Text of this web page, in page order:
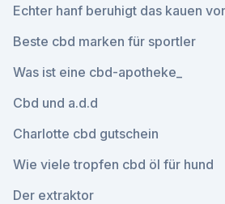
Echter hanf beruhigt das kauen
Beste cbd marken für sportler
Was ist eine cbd-apotheke_
Cbd und a.d.d
Charlotte cbd gutschein
Wie viele tropfen cbd öl für hund
Der extraktor